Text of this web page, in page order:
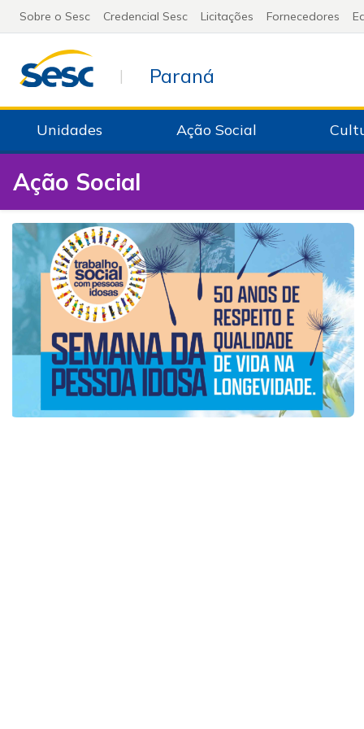
Sobre o Sesc Credencial Sesc Licitações Fornecedores
Paraná
Unidades Ação Social
Ação Social